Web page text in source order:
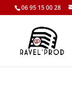
06 95 15 00 28